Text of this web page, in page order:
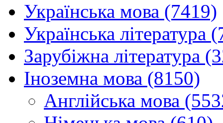
Українська мова (7419)
Українська література
Зарубіжна література
Іноземна мова (8150)
Англійська мова